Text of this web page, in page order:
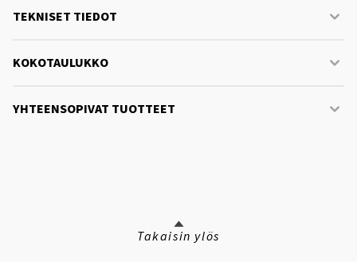
TEKNISET TIEDOT
KOKOTAULUKKO
YHTEENSOPIVAT TUOTTEET
Takaisin ylös